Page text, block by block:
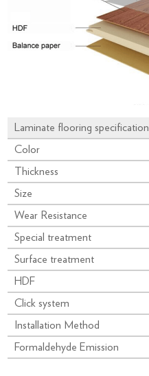
Laminate flooring specification
Color
Thickness
Size
Wear Resistance
Special treatment
Surface treatment
HDF
Click system
Installation Method
Formaldehyde Emission